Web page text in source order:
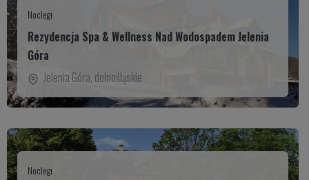
Noclegi
Rezydencja Spa & Wellness Nad Wodospadem Jelenia
Góra
Jelenia Góra, dolnośląskie
Noclegi